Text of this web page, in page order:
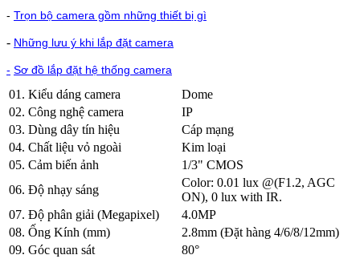
- Trọn bộ camera gồm những thiết bị gì
- Những lưu ý khi lắp đặt camera
- Sơ đồ lắp đặt hệ thống camera
01. Kiểu dáng camera
Dome
02. Công nghệ camera
IP
03. Dùng dây tín hiệu
Cáp mạng
04. Chất liệu vỏ ngoài
Kim loại
05. Cảm biến ảnh
1/3" CMOS
06. Độ nhạy sáng
Color: 0.01 lux @(F1.2, AGC
ON), 0 lux with IR.
07. Độ phân giải (Megapixel)
4.0MP
08. Ống Kính (mm)
2.8mm (Đặt hàng 4/6/8/12mm)
09. Góc quan sát
80°